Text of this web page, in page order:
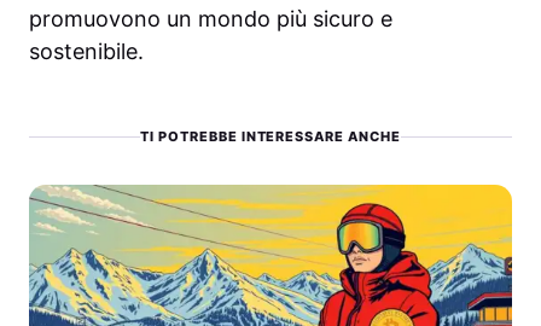
promuovono un mondo più sicuro e
sostenibile.
TI POTREBBE INTERESSARE ANCHE